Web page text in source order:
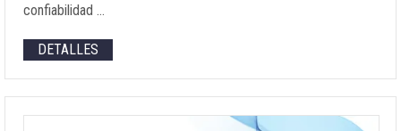
confiabilidad …
DETALLES